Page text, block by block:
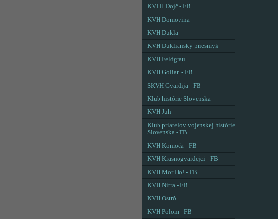
KVPH Dojč - FB
KVH Domovina
KVH Dukla
KVH Dukliansky priesmyk
KVH Feldgrau
KVH Golian - FB
SKVH Gvardija - FB
Klub histórie Slovenska
KVH Juh
Klub priateľov vojenskej histórie
Slovenska - FB
KVH Komoča - FB
KVH Krasnogvardejci - FB
KVH Mor Ho! - FB
KVH Nitra - FB
KVH Ostrô
KVH Polom - FB